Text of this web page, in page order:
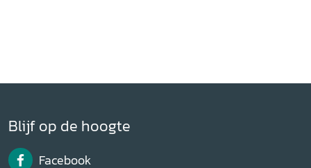
Blijf op de hoogte
Facebook